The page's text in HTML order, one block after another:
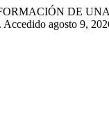
DE
agosto 9,